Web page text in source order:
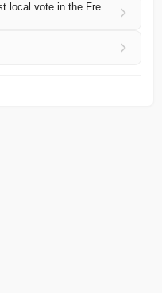
New Caledonia polls open in first local vote in the French territory since 2019